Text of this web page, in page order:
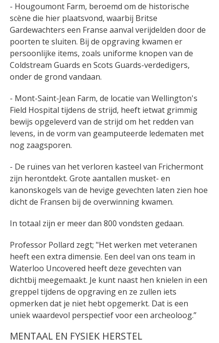
- Hougoumont Farm, beroemd om de historische
scène die hier plaatsvond, waarbij Britse
Gardewachters een Franse aanval verijdelden door de
poorten te sluiten. Bij de opgraving kwamen er
persoonlijke items, zoals uniforme knopen van de
Coldstream Guards en Scots Guards-verdedigers,
onder de grond vandaan.
- Mont-Saint-Jean Farm, de locatie van Wellington's
Field Hospital tijdens de strijd, heeft ietwat grimmig
bewijs opgeleverd van de strijd om het redden van
levens, in de vorm van geamputeerde ledematen met
nog zaagsporen.
- De ruïnes van het verloren kasteel van Frichermont
zijn herontdekt. Grote aantallen musket- en
kanonskogels van de hevige gevechten laten zien hoe
dicht de Fransen bij de overwinning kwamen.
In totaal zijn er meer dan 800 vondsten gedaan.
Professor Pollard zegt; "Het werken met veteranen
heeft een extra dimensie. Een deel van ons team in
Waterloo Uncovered heeft deze gevechten van
dichtbij meegemaakt. Je kunt naast hen knielen in een
greppel tijdens de opgraving en ze zullen iets
opmerken dat je niet hebt opgemerkt. Dat is een
uniek waardevol perspectief voor een archeoloog.”
MENTAAL EN FYSIEK HERSTEL